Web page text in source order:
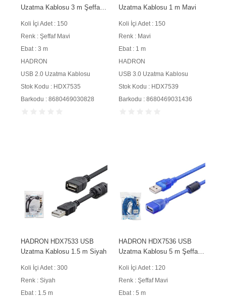
Uzatma Kablosu 3 m Şeffaf
Koli İçi Adet : 150
Renk : Şeffaf Mavi
Ebat : 3 m
HADRON
USB 2.0 Uzatma Kablosu
Stok Kodu : HDX7535
Barkodu : 8680469030828
Uzatma Kablosu 1 m Mavi
Koli İçi Adet : 150
Renk : Mavi
Ebat : 1 m
HADRON
USB 3.0 Uzatma Kablosu
Stok Kodu : HDX7539
Barkodu : 8680469031436
HADRON HDX7533 USB
Uzatma Kablosu 1.5 m Siyah
Koli İçi Adet : 300
Renk : Siyah
Ebat : 1.5 m
HADRON HDX7536 USB
Uzatma Kablosu 5 m Şeffaf
Koli İçi Adet : 120
Renk : Şeffaf Mavi
Ebat : 5 m